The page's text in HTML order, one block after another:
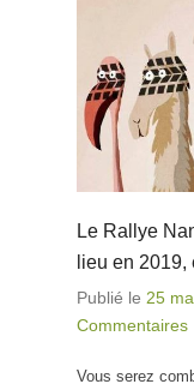
Le Rallye
lieu en
Publié le 25
Commentaires
Vous serez